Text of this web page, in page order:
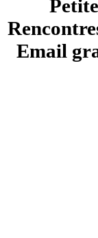
Email